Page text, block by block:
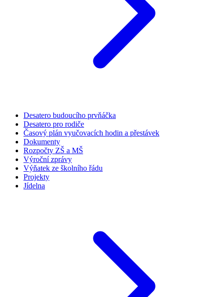
Desatero budoucího prvňáčka
Desatero pro rodiče
Časový plán vyučovacích hodin a přestávek
Dokumenty
Rozpočty ZŠ a MŠ
Výroční zprávy
Výňatek ze školního řádu
Projekty
Jídelna